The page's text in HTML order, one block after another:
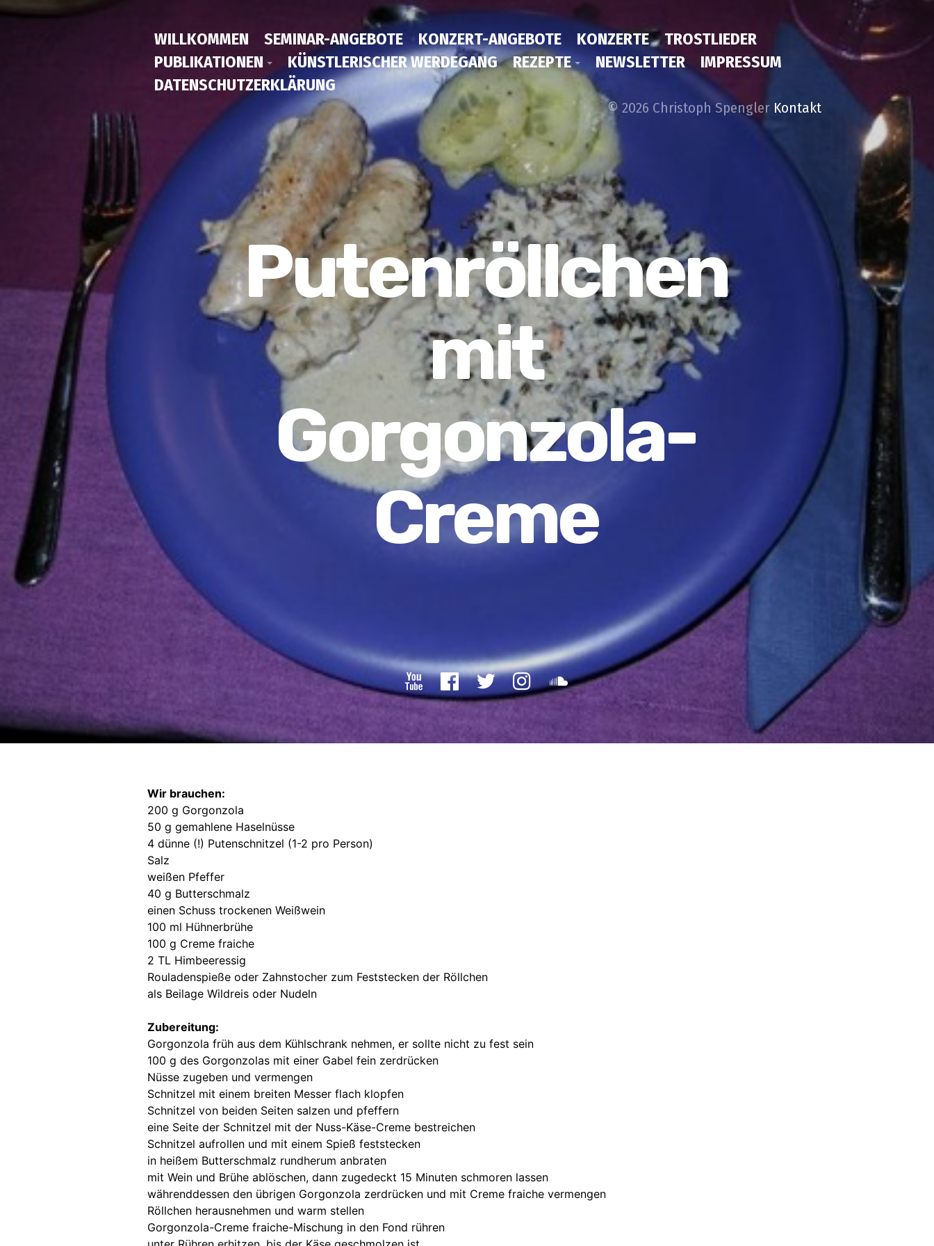
WILLKOMMEN SEMINAR-ANGEBOTE KONZERT-ANGEBOTE KONZERTE
TROSTLIEDER
PUBLIKATIONEN
KÜNSTLERISCHER WERDEGANG REZEPTE NEWSLETTER
IMPRESSUM
DATENSCHUTZERKLÄRUNG
© 2026 Christoph Spengler Kontakt
Wir brauchen:
200 g Gorgonzola
50 g gemahlene Haselnüsse
4 dünne (!) Putenschnitzel (1-2 pro Person)
Salz
weißen Pfeffer
40 g Butterschmalz
einen Schuss trockenen Weißwein
100 ml Hühnerbrühe
100 g Creme fraiche
2 TL Himbeeressig
Rouladenspieße oder Zahnstocher zum Feststecken der Röllchen
als Beilage Wildreis oder Nudeln
Zubereitung:
Gorgonzola früh aus dem Kühlschrank nehmen, er sollte nicht zu fest sein
100 g des Gorgonzolas mit einer Gabel fein zerdrücken
Nüsse zugeben und vermengen
Schnitzel mit einem breiten Messer flach klopfen
Schnitzel von beiden Seiten salzen und pfeffern
eine Seite der Schnitzel mit der Nuss-Käse-Creme bestreichen
Schnitzel aufrollen und mit einem Spieß feststecken
in heißem Butterschmalz rundherum anbraten
mit Wein und Brühe ablöschen, dann zugedeckt 15 Minuten schmoren lassen
währenddessen den übrigen Gorgonzola zerdrücken und mit Creme fraiche vermengen
Röllchen herausnehmen und warm stellen
Gorgonzola-Creme fraiche-Mischung in den Fond rühren